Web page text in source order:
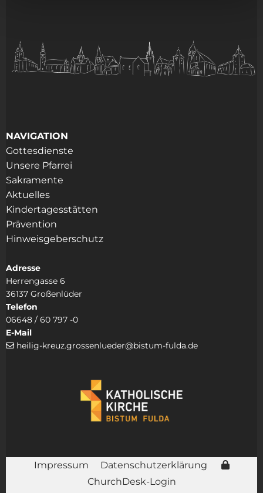
NAVIGATION
Gottesdienste
Unsere Pfarrei
Sakramente
Aktuelles
Kindertagesstätten
Prävention
Hinweisgeberschutz
Adresse
Herrengasse 6
36137 Großenlüder
Telefon
06648 / 60 797 -0
E-Mail
 heilig-kreuz.grossenlueder@bistum-fulda.de
Impressum
Datenschutzerklärung
ChurchDesk-Login